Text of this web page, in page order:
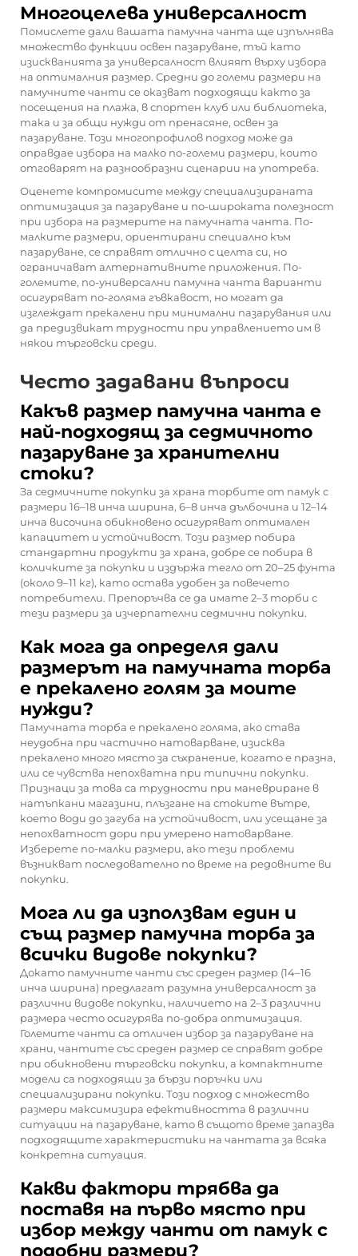
Многоцелева универсалност
Помислете дали вашата памучна чанта ще изпълнява
множество функции освен пазаруване, тъй като
изискванията за универсалност влияят върху избора
на оптималния размер. Средни до големи размери на
памучните чанти се оказват подходящи както за
посещения на плажа, в спортен клуб или библиотека,
така и за общи нужди от пренасяне, освен за
пазаруване. Този многопрофилов подход може да
оправдае избора на малко по-големи размери, които
отговарят на разнообразни сценарии на употреба.
Оценете компромисите между специализираната
оптимизация за пазаруване и по-широката полезност
при избора на размерите на памучната чанта. По-
малките размери, ориентирани специално към
пазаруване, се справят отлично с целта си, но
ограничават алтернативните приложения. По-
големите, по-универсални памучна чанта варианти
осигуряват по-голяма гъвкавост, но могат да
изглеждат прекалени при минимални пазарувания или
да предизвикат трудности при управлението им в
някои търговски среди.
Често задавани въпроси
Какъв размер памучна чанта е
най-подходящ за седмичното
пазаруване за хранителни
стоки?
За седмичните покупки за храна торбите от памук с
размери 16–18 инча ширина, 6–8 инча дълбочина и 12–14
инча височина обикновено осигуряват оптимален
капацитет и устойчивост. Този размер побира
стандартни продукти за храна, добре се побира в
количките за покупки и издържа тегло от 20–25 фунта
(около 9–11 кг), като остава удобен за повечето
потребители. Препоръчва се да имате 2–3 торби с
тези размери за изчерпателни седмични покупки.
Как мога да определя дали
размерът на памучната торба
е прекалено голям за моите
нужди?
Памучната торба е прекалено голяма, ако става
неудобна при частично натоварване, изисква
прекалено много място за съхранение, когато е празна,
или се чувства непохватна при типични покупки.
Признаци за това са трудности при маневриране в
натъпкани магазини, плъзгане на стоките вътре,
което води до загуба на устойчивост, или усещане за
непохватност дори при умерено натоварване.
Изберете по-малки размери, ако тези проблеми
възникват последователно по време на редовните ви
покупки.
Мога ли да използвам един и
същ размер памучна торба за
всички видове покупки?
Докато памучните чанти със среден размер (14–16
инча ширина) предлагат разумна универсалност за
различни видове покупки, наличието на 2–3 различни
размера често осигурява по-добра оптимизация.
Големите чанти са отличен избор за пазаруване на
храни, чантите със среден размер се справят добре
при обикновени търговски покупки, а компактните
модели са подходящи за бързи поръчки или
специализирани покупки. Този подход с множество
размери максимизира ефективността в различни
ситуации на пазаруване, като в същото време запазва
подходящите характеристики на чантата за всяка
конкретна ситуация.
Какви фактори трябва да
поставя на първо място при
избор между чанти от памук с
подобни размери?